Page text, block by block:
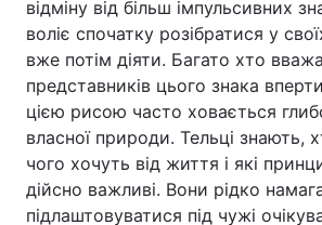
відміну від більш імпульсивних
воліє спочатку розібратися у
вже потім діяти. Багато хто
представників цього знака
цією рисою часто ховається
власної природи. Тельці знають,
чого хочуть від життя і які
дійсно важливі. Вони рідко
підлаштовуватися під чужі